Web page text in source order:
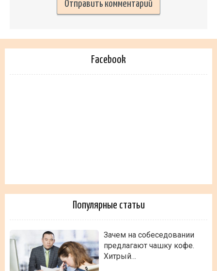
Facebook
Популярные статьи
Зачем на собеседовании
предлагают чашку кофе.
Хитрый…